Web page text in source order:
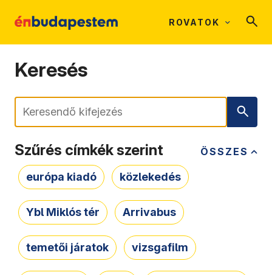
ROVATOK
Keresés
Keresés
ÖSSZES
Szűrés címkék szerint
európa kiadó közlekedés
Ybl Miklós tér Arrivabus
temetői járatok vizsgafilm